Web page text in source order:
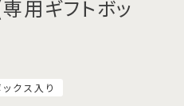
用ギフトボッ
クス入り